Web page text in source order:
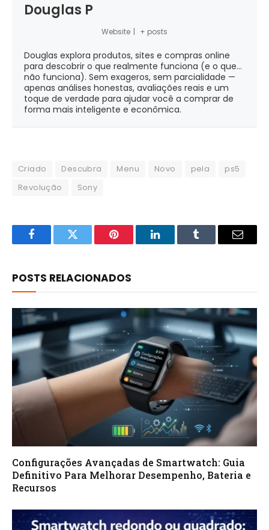
Douglas P
Website | + posts
Douglas explora produtos, sites e compras online
para descobrir o que realmente funciona (e o que...
não funciona). Sem exageros, sem parcialidade —
apenas análises honestas, avaliações reais e um
toque de verdade para ajudar você a comprar de
forma mais inteligente e econômica.
Criado Descubra Menu Novo pela
ps5
Revolução
Sony
FacebookTwitter Pinterest LinkedInTumblr Email
POSTS RELACIONADOS
Configurações Avançadas de Smartwatch: Guia
Definitivo Para Melhorar Desempenho, Bateria e
Recursos